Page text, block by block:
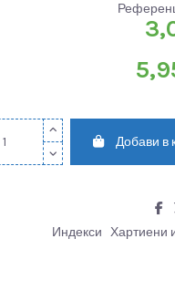
Добави в
Индекси Хартиени